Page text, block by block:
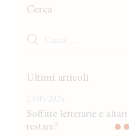
Cerca
Ricerca
Ultimi articoli
23/05/2025
Soffitte letterarie e
restare?